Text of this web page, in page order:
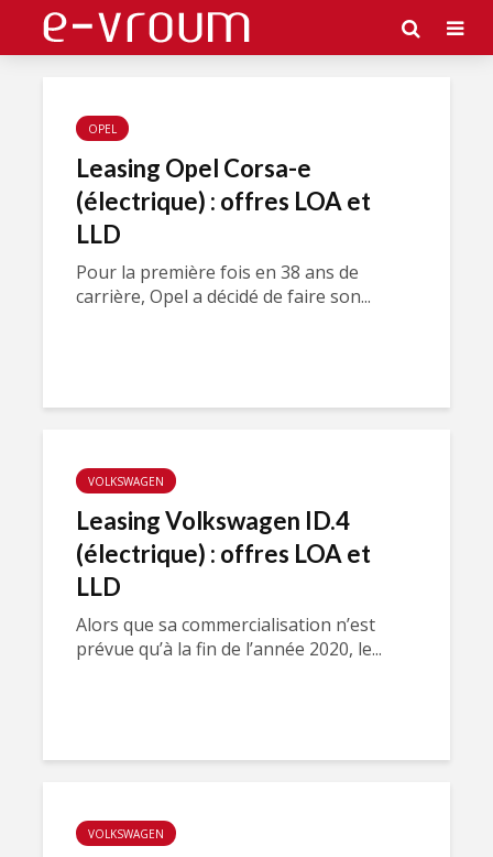
OPEL
Leasing Opel Corsa-e
(électrique) : offres LOA et
LLD
Pour la première fois en 38 ans de
carrière, Opel a décidé de faire son...
VOLKSWAGEN
Leasing Volkswagen ID.4
(électrique) : offres LOA et
LLD
Alors que sa commercialisation n’est
prévue qu’à la fin de l’année 2020, le...
VOLKSWAGEN